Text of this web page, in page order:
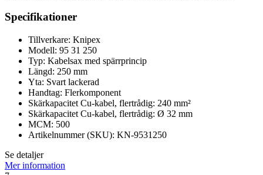
Specifikationer
Tillverkare: Knipex
Modell: 95 31 250
Typ: Kabelsax med spärrprincip
Längd: 250 mm
Yta: Svart lackerad
Handtag: Flerkomponent
Skärkapacitet Cu-kabel, flertrådig: 240 mm²
Skärkapacitet Cu-kabel, flertrådig: Ø 32 mm
MCM: 500
Artikelnummer (SKU): KN-9531250
Se detaljer
Mer information